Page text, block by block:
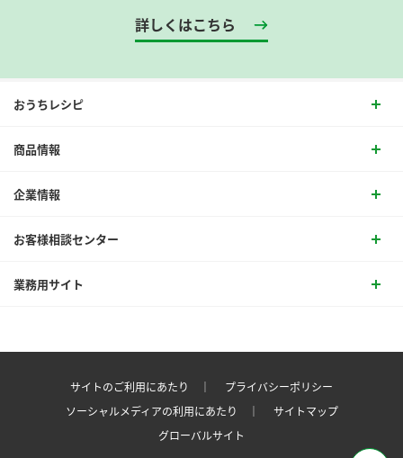
詳しくはこちら
おうちレシピ
商品情報
企業情報
お客様相談センター
業務用サイト
サイトのご利用にあたり ｜
プライバシーポリシー
ソーシャルメディアの利用にあたり ｜
サイトマップ
グローバルサイト